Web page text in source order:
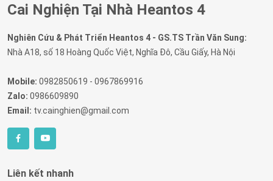
Cai Nghiện Tại Nhà Heantos 4
Nghiên Cứu & Phát Triển Heantos 4 - GS.TS Trần Văn Sung:
Nhà A18, số 18 Hoàng Quốc Việt, Nghĩa Đô, Cầu Giấy, Hà Nội
Mobile: 0982850619 - 0967869916
Zalo: 0986609890
Email: tv.cainghien@gmail.com
Liên kết nhanh